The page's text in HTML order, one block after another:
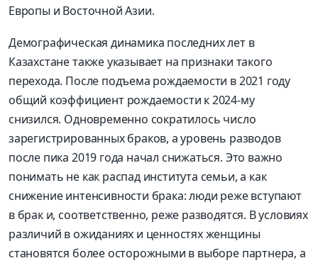
Европы и Восточной Азии.
Демографическая динамика последних лет в
Казахстане также указывает на признаки такого
перехода. После подъема рождаемости в 2021 году
общий коэффициент рождаемости к 2024-му
снизился. Одновременно сократилось число
зарегистрированных браков, а уровень разводов
после пика 2019 года начал снижаться. Это важно
понимать не как распад института семьи, а как
снижение интенсивности брака: люди реже вступают
в брак и, соответственно, реже разводятся. В условиях
различий в ожиданиях и ценностях женщины
становятся более осторожными в выборе партнера, а